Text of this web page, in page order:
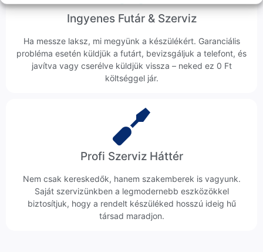
Ingyenes Futár & Szerviz
Ha messze laksz, mi megyünk a készülékért. Garanciális
probléma esetén küldjük a futárt, bevizsgáljuk a telefont, és
javítva vagy cserélve küldjük vissza – neked ez 0 Ft
költséggel jár.
Profi Szerviz Háttér
Nem csak kereskedők, hanem szakemberek is vagyunk.
Saját szervizünkben a legmodernebb eszközökkel
biztosítjuk, hogy a rendelt készüléked hosszú ideig hű
társad maradjon.